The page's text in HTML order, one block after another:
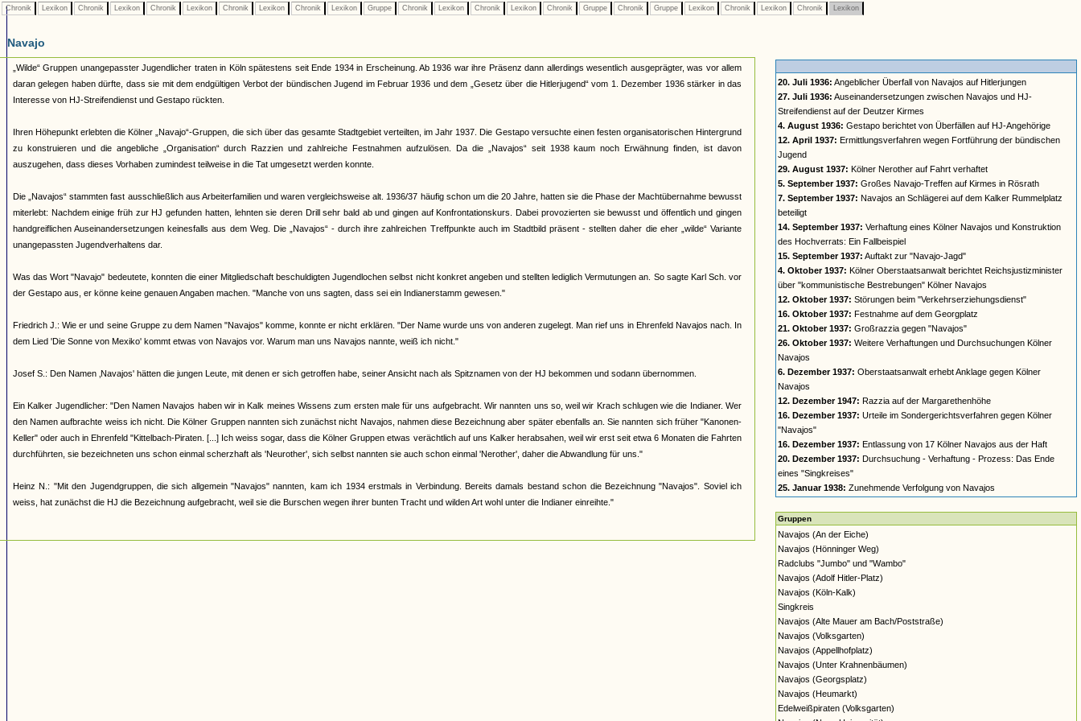
Chronik Lexikon Chronik Lexikon Chronik Lexikon Chronik Lexikon Chronik Lexikon Gruppe Chronik Lexikon Chronik Lexikon Chronik Gruppe Chronik Gruppe Lexikon Chronik Lexikon Chronik Lexikon
Navajo
„Wilde“ Gruppen unangepasster Jugendlicher traten in Köln spätestens seit Ende 1934 in Erscheinung. Ab 1936 war ihre Präsenz dann allerdings wesentlich ausgeprägter, was vor allem
daran gelegen haben dürfte, dass sie mit dem endgültigen Verbot der bündischen Jugend im Februar 1936 und dem „Gesetz über die Hitlerjugend“ vom 1. Dezember 1936 stärker in das
Interesse von HJ-Streifendienst und Gestapo rückten.
Ihren Höhepunkt erlebten die Kölner „Navajo“-Gruppen, die sich über das gesamte Stadtgebiet verteilten, im Jahr 1937. Die Gestapo versuchte einen festen organisatorischen Hintergrund
zu konstruieren und die angebliche „Organisation“ durch Razzien und zahlreiche Festnahmen aufzulösen. Da die „Navajos“ seit 1938 kaum noch Erwähnung finden, ist davon
auszugehen, dass dieses Vorhaben zumindest teilweise in die Tat umgesetzt werden konnte.
Die „Navajos“ stammten fast ausschließlich aus Arbeiterfamilien und waren vergleichsweise alt. 1936/37 häufig schon um die 20 Jahre, hatten sie die Phase der Machtübernahme bewusst
miterlebt: Nachdem einige früh zur HJ gefunden hatten, lehnten sie deren Drill sehr bald ab und gingen auf Konfrontationskurs. Dabei provozierten sie bewusst und öffentlich und gingen
handgreiflichen Auseinandersetzungen keinesfalls aus dem Weg. Die „Navajos“ - durch ihre zahlreichen Treffpunkte auch im Stadtbild präsent - stellten daher die eher „wilde“ Variante
unangepassten Jugendverhaltens dar.
Was das Wort "Navajo" bedeutete, konnten die einer Mitgliedschaft beschuldigten Jugendlochen selbst nicht konkret angeben und stellten lediglich Vermutungen an. So sagte Karl Sch. vor
der Gestapo aus, er könne keine genauen Angaben machen. "Manche von uns sagten, dass sei ein Indianerstamm gewesen."
Friedrich J.: Wie er und seine Gruppe zu dem Namen "Navajos" komme, konnte er nicht erklären. "Der Name wurde uns von anderen zugelegt. Man rief uns in Ehrenfeld Navajos nach. In
dem Lied 'Die Sonne von Mexiko' kommt etwas von Navajos vor. Warum man uns Navajos nannte, weiß ich nicht."
Josef S.: Den Namen ‚Navajos' hätten die jungen Leute, mit denen er sich getroffen habe, seiner Ansicht nach als Spitznamen von der HJ bekommen und sodann übernommen.
Ein Kalker Jugendlicher: "Den Namen Navajos haben wir in Kalk meines Wissens zum ersten male für uns aufgebracht. Wir nannten uns so, weil wir Krach schlugen wie die Indianer. Wer
den Namen aufbrachte weiss ich nicht. Die Kölner Gruppen nannten sich zunächst nicht Navajos, nahmen diese Bezeichnung aber später ebenfalls an. Sie nannten sich früher "Kanonen-
Keller" oder auch in Ehrenfeld "Kittelbach-Piraten. [...] Ich weiss sogar, dass die Kölner Gruppen etwas verächtlich auf uns Kalker herabsahen, weil wir erst seit etwa 6 Monaten die Fahrten
durchführten, sie bezeichneten uns schon einmal scherzhaft als 'Neurother', sich selbst nannten sie auch schon einmal 'Nerother', daher die Abwandlung für uns."
Heinz N.: "Mit den Jugendgruppen, die sich allgemein "Navajos" nannten, kam ich 1934 erstmals in Verbindung. Bereits damals bestand schon die Bezeichnung "Navajos". Soviel ich
weiss, hat zunächst die HJ die Bezeichnung aufgebracht, weil sie die Burschen wegen ihrer bunten Tracht und wilden Art wohl unter die Indianer einreihte."
20. Juli 1936: Angeblicher Überfall von Navajos auf Hitlerjungen
27. Juli 1936: Auseinandersetzungen zwischen Navajos und HJ-
Streifendienst auf der Deutzer Kirmes
4. August 1936: Gestapo berichtet von Überfällen auf HJ-Angehörige
12. April 1937: Ermittlungsverfahren wegen Fortführung der bündischen
Jugend
29. August 1937: Kölner Nerother auf Fahrt verhaftet
5. September 1937: Großes Navajo-Treffen auf Kirmes in Rösrath
7. September 1937: Navajos an Schlägerei auf dem Kalker Rummelplatz
beteiligt
14. September 1937: Verhaftung eines Kölner Navajos und Konstruktion
des Hochverrats: Ein Fallbeispiel
15. September 1937: Auftakt zur "Navajo-Jagd"
4. Oktober 1937: Kölner Oberstaatsanwalt berichtet Reichsjustizminister
über "kommunistische Bestrebungen" Kölner Navajos
12. Oktober 1937: Störungen beim "Verkehrserziehungsdienst"
16. Oktober 1937: Festnahme auf dem Georgplatz
21. Oktober 1937: Großrazzia gegen "Navajos"
26. Oktober 1937: Weitere Verhaftungen und Durchsuchungen Kölner
Navajos
6. Dezember 1937: Oberstaatsanwalt erhebt Anklage gegen Kölner
Navajos
12. Dezember 1947: Razzia auf der Margarethenhöhe
16. Dezember 1937: Urteile im Sondergerichtsverfahren gegen Kölner
"Navajos"
16. Dezember 1937: Entlassung von 17 Kölner Navajos aus der Haft
20. Dezember 1937: Durchsuchung - Verhaftung - Prozess: Das Ende
eines "Singkreises"
25. Januar 1938: Zunehmende Verfolgung von Navajos
Gruppen
Navajos (An der Eiche)
Navajos (Hönninger Weg)
Radclubs "Jumbo" und "Wambo"
Navajos (Adolf Hitler-Platz)
Navajos (Köln-Kalk)
Singkreis
Navajos (Alte Mauer am Bach/Poststraße)
Navajos (Volksgarten)
Navajos (Appellhofplatz)
Navajos (Unter Krahnenbäumen)
Navajos (Georgsplatz)
Navajos (Heumarkt)
Edelweißpiraten (Volksgarten)